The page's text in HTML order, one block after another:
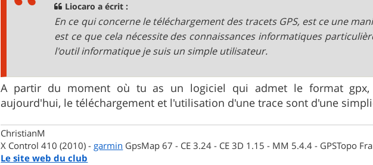
Liocaro a écrit :
En ce qui concerne le téléchargement des tracets GPS, est ce une
est ce que cela nécessite des connaissances informatiques
l'outil informatique je suis un simple utilisateur.
A partir du moment où tu as un logiciel qui admet le format
aujourd'hui, le téléchargement et l'utilisation d'une trace sont d'une
ChristianM
X Control 410 (2010) - garmin GpsMap 67 - CE 3.24 - CE 3D 1.15 - MM 5.4.4 - GPSTopo
Le site web du club